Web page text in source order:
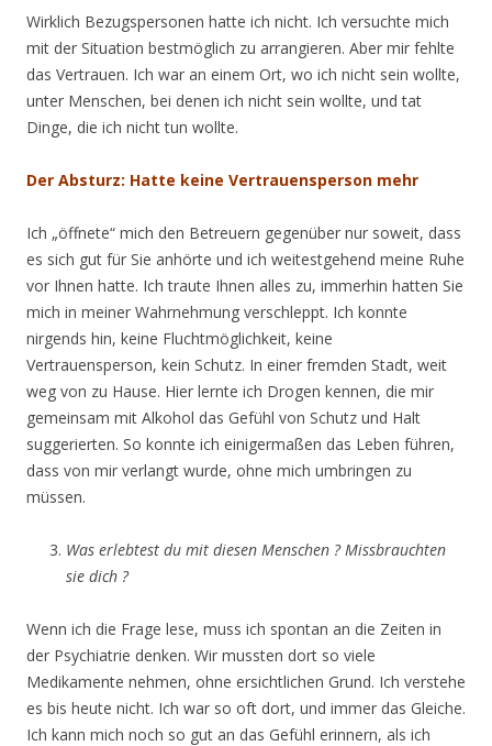
Wirklich Bezugspersonen hatte ich nicht. Ich versuchte mich
mit der Situation bestmöglich zu arrangieren. Aber mir fehlte
das Vertrauen. Ich war an einem Ort, wo ich nicht sein wollte,
unter Menschen, bei denen ich nicht sein wollte, und tat
Dinge, die ich nicht tun wollte.
Der Absturz: Hatte keine Vertrauensperson mehr
Ich „öffnete“ mich den Betreuern gegenüber nur soweit, dass
es sich gut für Sie anhörte und ich weitestgehend meine Ruhe
vor Ihnen hatte. Ich traute Ihnen alles zu, immerhin hatten Sie
mich in meiner Wahrnehmung verschleppt. Ich konnte
nirgends hin, keine Fluchtmöglichkeit, keine
Vertrauensperson, kein Schutz. In einer fremden Stadt, weit
weg von zu Hause. Hier lernte ich Drogen kennen, die mir
gemeinsam mit Alkohol das Gefühl von Schutz und Halt
suggerierten. So konnte ich einigermaßen das Leben führen,
dass von mir verlangt wurde, ohne mich umbringen zu
müssen.
Was erlebtest du mit diesen Menschen ? Missbrauchten
sie dich ?
Wenn ich die Frage lese, muss ich spontan an die Zeiten in
der Psychiatrie denken. Wir mussten dort so viele
Medikamente nehmen, ohne ersichtlichen Grund. Ich verstehe
es bis heute nicht. Ich war so oft dort, und immer das Gleiche.
Ich kann mich noch so gut an das Gefühl erinnern, als ich